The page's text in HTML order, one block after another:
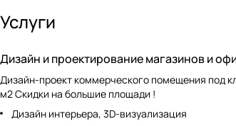
Услуги
Дизайн и проектирование магазинов и
Дизайн-проект коммерческого помещения под
м2 Скидки на большие площади !
Дизайн интерьера, 3D-визуализация